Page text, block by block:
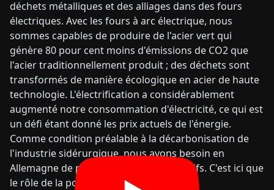
déchets métalliques et des alliages dans des fours
électriques. Avec les fours à arc électrique, nous
sommes capables de produire de l'acier vert qui
génère 80 pour cent moins d'émissions de CO2 que
l'acier traditionnellement produit ; des déchets sont
transformés de manière écologique en acier de haute
technologie. L'électrification a considérablement
augmenté notre consommation d'électricité, ce qui est
un défi étant donné les prix actuels de l'énergie.
Comme condition préalable à la décarbonisation de
l'industrie sidérurgique, nous avons besoin en
Allemagne de prix de l'énergie compétitifs. C'est ici que
le rôle de la politique est sollicité.